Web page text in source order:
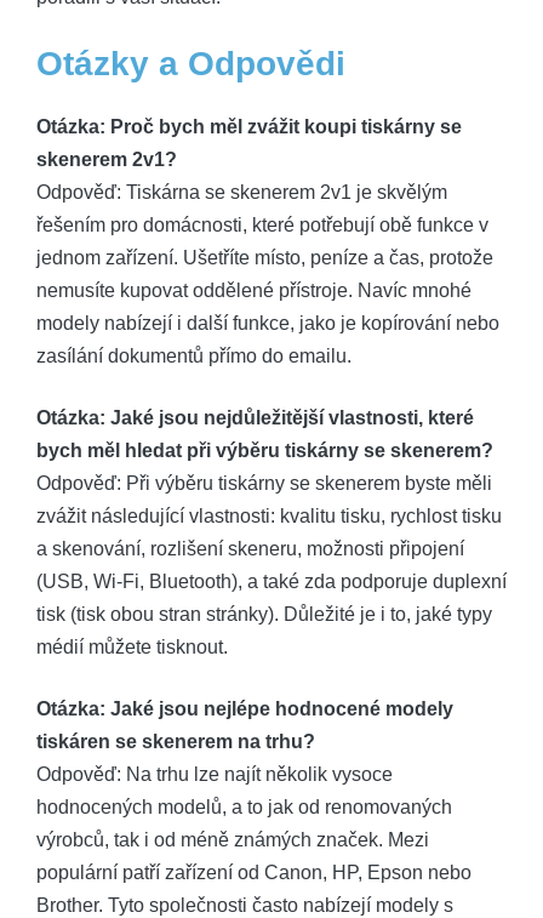
Otázky a Odpovědi
Otázka: Proč bych měl zvážit koupi tiskárny se
skenerem 2v1?
Odpověď: Tiskárna se skenerem 2v1 je skvělým
řešením pro domácnosti, které potřebují obě funkce v
jednom zařízení. Ušetříte místo, peníze a čas, protože
nemusíte kupovat oddělené přístroje. Navíc mnohé
modely nabízejí i další funkce, jako je kopírování nebo
zasílání dokumentů přímo do emailu.
Otázka: Jaké jsou nejdůležitější vlastnosti, které
bych měl hledat při výběru tiskárny se skenerem?
Odpověď: Při výběru tiskárny se skenerem byste měli
zvážit následující vlastnosti: kvalitu tisku, rychlost tisku
a skenování, rozlišení skeneru, možnosti připojení
(USB, Wi-Fi, Bluetooth), a také zda podporuje duplexní
tisk (tisk obou stran stránky). Důležité je i to, jaké typy
médií můžete tisknout.
Otázka: Jaké jsou nejlépe hodnocené modely
tiskáren se skenerem na trhu?
Odpověď: Na trhu lze najít několik vysoce
hodnocených modelů, a to jak od renomovaných
výrobců, tak i od méně známých značek. Mezi
populární patří zařízení od Canon, HP, Epson nebo
Brother. Tyto společnosti často nabízejí modely s